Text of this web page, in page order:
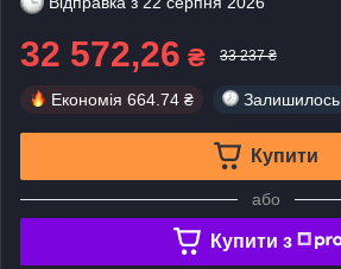
32 572,26 ₴ 33 237 ₴
Економія 664.74 ₴ Залишилось
Купити
або
Купити з